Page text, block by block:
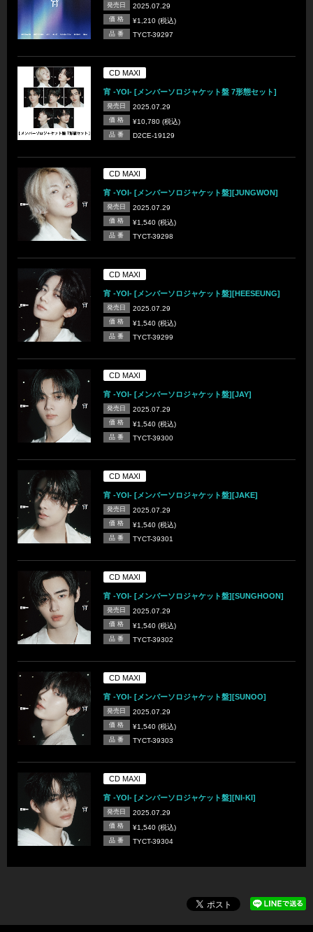
発売日 2025.07.29
価 格 ¥1,210 (税込)
品 番 TYCT-39297
CD MAXI
宵 -YOI- [メンバーソロジャケット盤 7形態セット]
発売日 2025.07.29
価 格 ¥10,780 (税込)
品 番 D2CE-19129
CD MAXI
宵 -YOI- [メンバーソロジャケット盤][JUNGWON]
発売日 2025.07.29
価 格 ¥1,540 (税込)
品 番 TYCT-39298
CD MAXI
宵 -YOI- [メンバーソロジャケット盤][HEESEUNG]
発売日 2025.07.29
価 格 ¥1,540 (税込)
品 番 TYCT-39299
CD MAXI
宵 -YOI- [メンバーソロジャケット盤][JAY]
発売日 2025.07.29
価 格 ¥1,540 (税込)
品 番 TYCT-39300
CD MAXI
宵 -YOI- [メンバーソロジャケット盤][JAKE]
発売日 2025.07.29
価 格 ¥1,540 (税込)
品 番 TYCT-39301
CD MAXI
宵 -YOI- [メンバーソロジャケット盤][SUNGHOON]
発売日 2025.07.29
価 格 ¥1,540 (税込)
品 番 TYCT-39302
CD MAXI
宵 -YOI- [メンバーソロジャケット盤][SUNOO]
発売日 2025.07.29
価 格 ¥1,540 (税込)
品 番 TYCT-39303
CD MAXI
宵 -YOI- [メンバーソロジャケット盤][NI-KI]
発売日 2025.07.29
価 格 ¥1,540 (税込)
品 番 TYCT-39304